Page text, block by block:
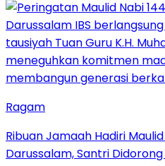
Ragam
Ribuan Jamaah Hadiri
Darussalam, Santri